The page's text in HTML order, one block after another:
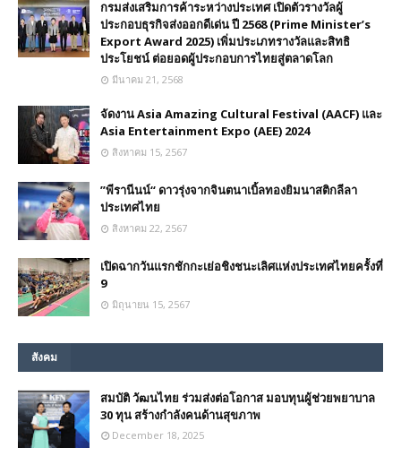
กรมส่งเสริมการค้าระหว่างประเทศ เปิดตัวรางวัลผู้
ประกอบธุรกิจส่งออกดีเด่น ปี 2568 (Prime Minister’s
Export Award 2025) เพิ่มประเภทรางวัลและสิทธิ
ประโยชน์ ต่อยอดผู้ประกอบการไทยสู่ตลาดโลก
มีนาคม 21, 2568
จัดงาน Asia Amazing Cultural Festival (AACF) และ
Asia Entertainment Expo (AEE) 2024
สิงหาคม 15, 2567
”พีรานีนน์“​ ดาวรุ่งจากจินตนาเบิ้ลทองยิมนาสติกลีลา
ประเทศไทย
สิงหาคม 22, 2567
เปิดฉากวันแรกชักกะเย่อชิงชนะเลิศแห่งประเทศไทยครั้งที่
9
มิถุนายน 15, 2567
สังคม
สมบัติ วัฒนไทย ร่วมส่งต่อโอกาส มอบทุนผู้ช่วยพยาบาล
30 ทุน สร้างกำลังคนด้านสุขภาพ
December 18, 2025